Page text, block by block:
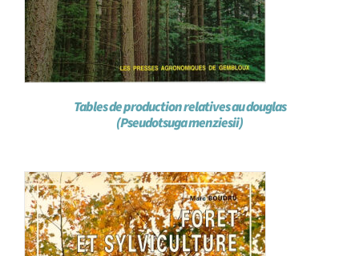
Tables de production relatives au douglas
(Pseudotsuga menziesii)